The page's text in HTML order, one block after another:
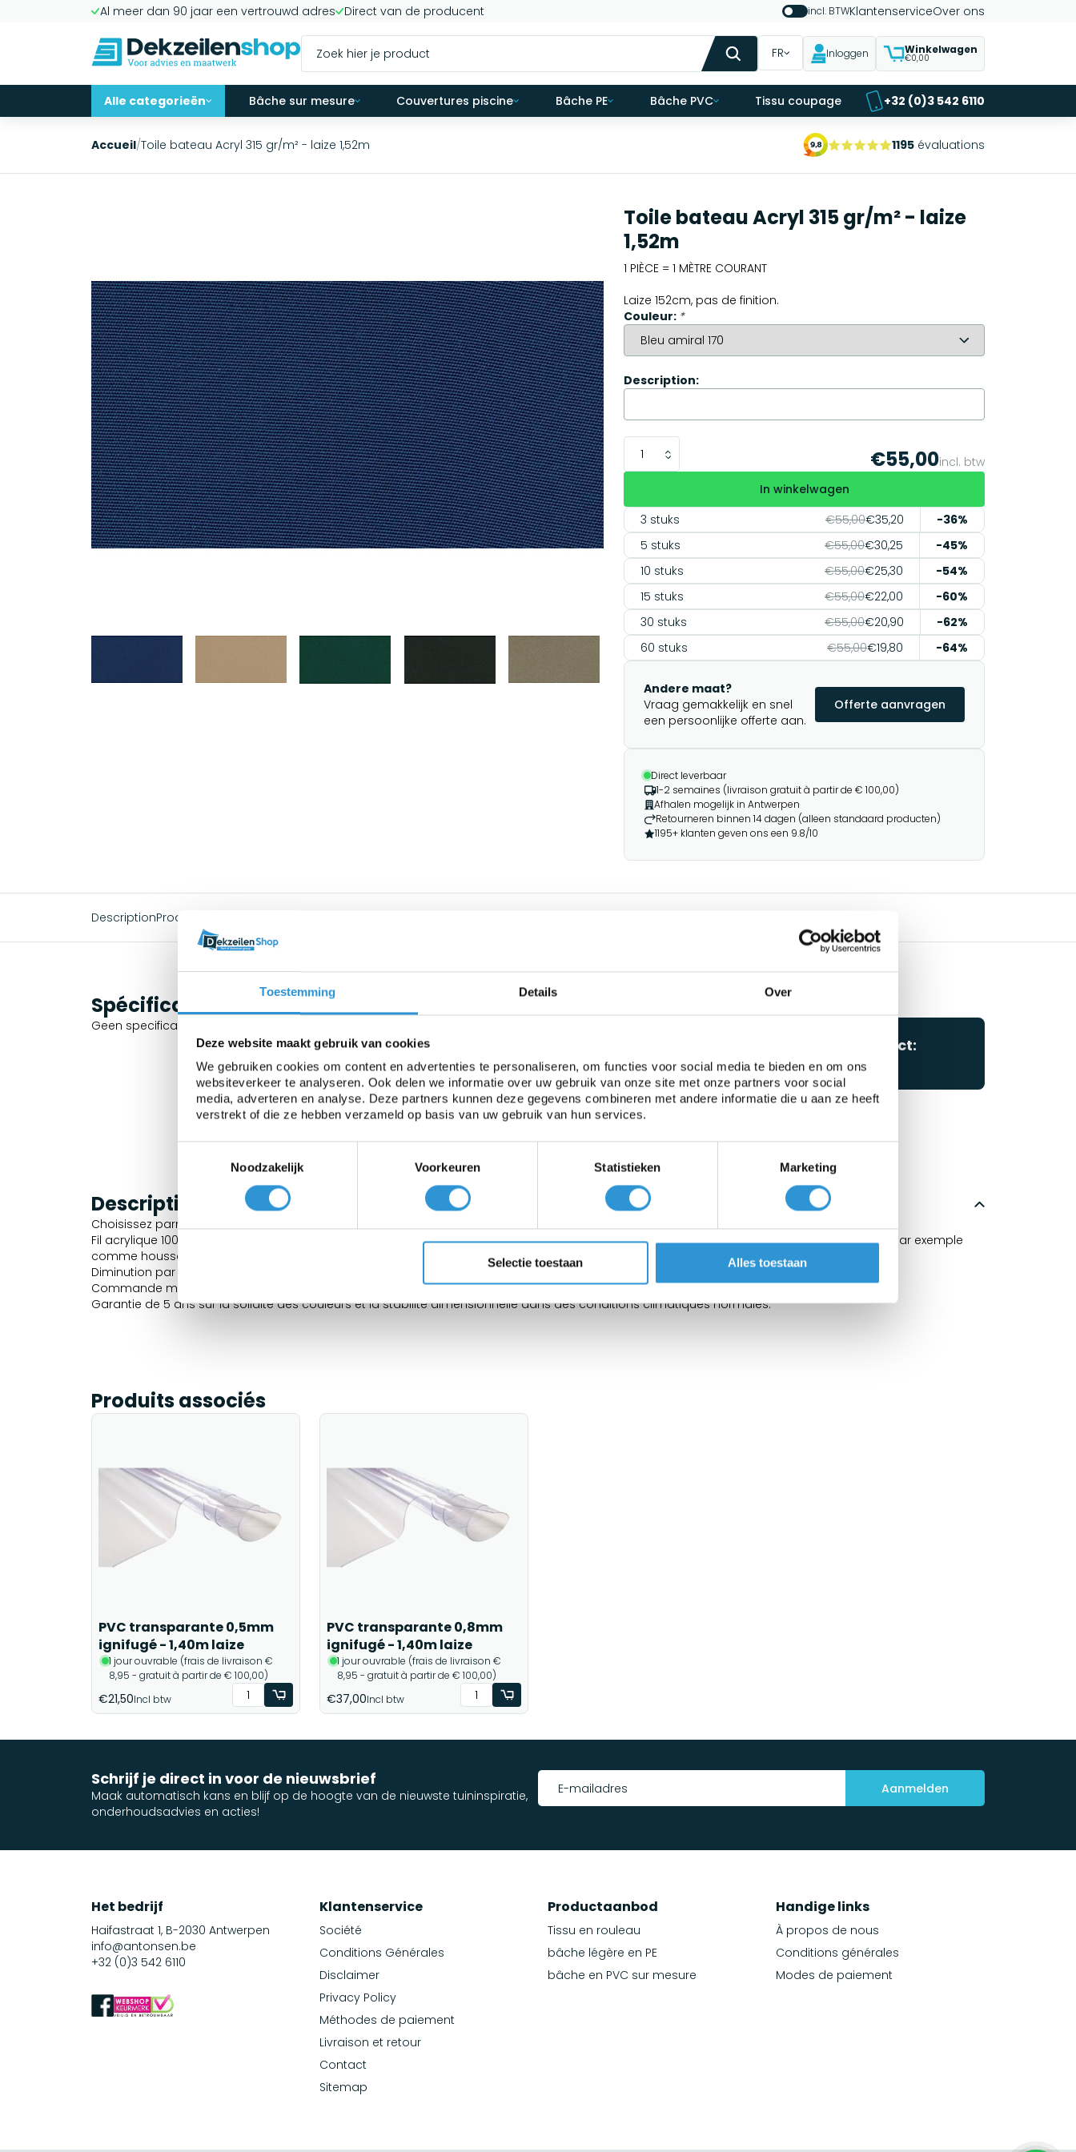
Toestemming Details Over
Deze website maakt gebruik van cookies
We gebruiken cookies om content en advertenties te personaliseren, om functies voor social media te bieden en om ons
websiteverkeer te analyseren. Ook delen we informatie over uw gebruik van onze site met onze partners voor social
media, adverteren en analyse. Deze partners kunnen deze gegevens combineren met andere informatie die u aan ze heeft
verstrekt of die ze hebben verzameld op basis van uw gebruik van hun services.
Noodzakelijk
Voorkeuren Statistieken Marketing
Selectie toestaan Alles toestaan
Al meer dan 90 jaar een vertrouwd adres Direct van de producent incl. BTWKlantenserviceOver ons
FR Inloggen Winkelwagen
€0,00
Alle categorieën Bâche sur mesure Couvertures piscine Bâche PE Bâche PVC Tissu coupage +32 (0)3 542 6110
Accueil/Toile bateau Acryl 315 gr/m² - laize 1,52m 1195 évaluations
Toile bateau Acryl 315 gr/m² - laize
1,52m
1 PIÈCE = 1 MÈTRE COURANT
Laize 152cm, pas de finition.
Couleur: *
Description:
€55,00incl. btw
In winkelwagen
3 stuks
€55,00€35,20
-36%
5 stuks
€55,00€30,25
-45%
10 stuks
€55,00€25,30
-54%
15 stuks
€55,00€22,00
-60%
30 stuks
€55,00€20,90
-62%
60 stuks
€55,00€19,80 -64%
Andere maat?
Vraag gemakkelijk en snel
een persoonlijke offerte aan.
Offerte aanvragen
Direct leverbaar
1-2 semaines (livraison gratuit à partir de € 100,00)
Afhalen mogelijk in Antwerpen
Retourneren binnen 14 dagen (alleen standaard producten)
1195+ klanten geven ons een 9.8/10
DescriptionProduits associés
Spécifications
Geen specificaties beschikbaar.
Vragen over dit product:
Start chat
Description
Choisissez parmi plus de 20 couleurs.
Fil acrylique 100% «teint en solution». Ce matériau est parfait pour la fabrication de housses de bateaux, coussins, voiles de garde-corps ou par exemple
comme housses de coussins de jardin.
Diminution par mètre courant, largeur de rouleau 1,52 mètre.
Commande minimum 1 mètre courant.
Garantie de 5 ans sur la solidité des couleurs et la stabilité dimensionnelle dans des conditions climatiques normales.
Produits associés
PVC transparante 0,5mm
ignifugé - 1,40m laize
1 jour ouvrable (frais de livraison €
8,95 - gratuit à partir de € 100,00)
€21,50Incl btw
PVC transparante 0,8mm
ignifugé - 1,40m laize
1 jour ouvrable (frais de livraison €
8,95 - gratuit à partir de € 100,00)
€37,00Incl btw
Schrijf je direct in voor de nieuwsbrief
Maak automatisch kans en blijf op de hoogte van de nieuwste tuininspiratie,
onderhoudsadvies en acties!
Aanmelden
Het bedrijf
Haifastraat 1, B-2030 Antwerpen
info@antonsen.be
+32 (0)3 542 6110
Klantenservice
Société
Conditions Générales
Disclaimer
Privacy Policy
Méthodes de paiement
Livraison et retour
Contact
Sitemap
Productaanbod
Tissu en rouleau
bâche légère en PE
bâche en PVC sur mesure
Handige links
À propos de nous
Conditions générales
Modes de paiement